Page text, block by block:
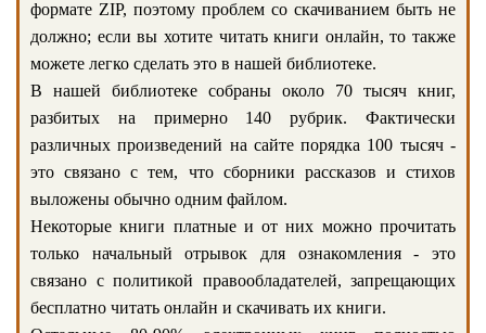
формате ZIP, поэтому проблем со скачиванием быть не
должно; если вы хотите читать книги онлайн, то также
можете легко сделать это в нашей библиотеке.
В нашей библиотеке собраны около 70 тысяч книг,
разбитых на примерно 140 рубрик. Фактически
различных произведений на сайте порядка 100 тысяч -
это связано с тем, что сборники рассказов и стихов
выложены обычно одним файлом.
Некоторые книги платные и от них можно прочитать
только начальный отрывок для ознакомления - это
связано с политикой правообладателей, запрещающих
бесплатно читать онлайн и скачивать их книги.